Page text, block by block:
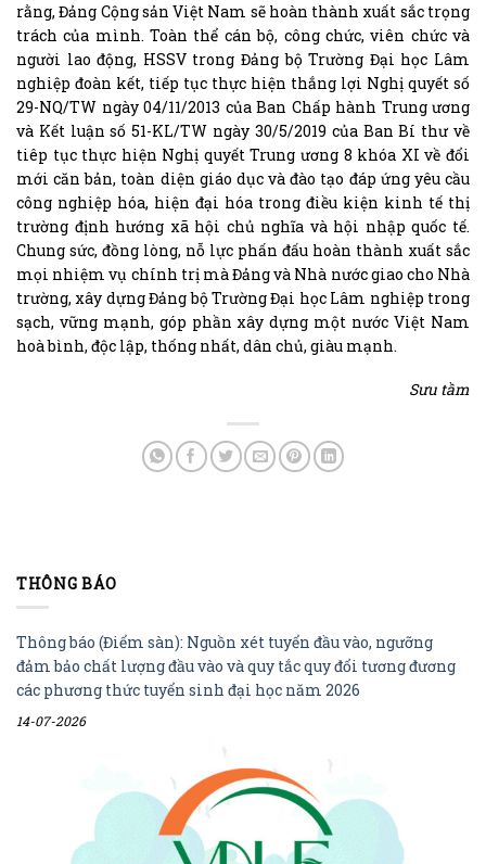
rằng, Đảng Cộng sản Việt Nam sẽ hoàn thành xuất sắc trọng
trách của mình. Toàn thể cán bộ, công chức, viên chức và
người lao động, HSSV trong Đảng bộ Trường Đại học Lâm
nghiệp đoàn kết, tiếp tục thực hiện thắng lợi Nghị quyết số
29-NQ/TW ngày 04/11/2013 của Ban Chấp hành Trung ương
và Kết luận số 51-KL/TW ngày 30/5/2019 của Ban Bí thư về
tiêp tục thực hiện Nghị quyết Trung ương 8 khóa XI về đổi
mới căn bản, toàn diện giáo dục và đào tạo đáp ứng yêu cầu
công nghiệp hóa, hiện đại hóa trong điều kiện kinh tế thị
trường định hướng xã hội chủ nghĩa và hội nhập quốc tế.
Chung sức, đồng lòng, nỗ lực phấn đấu hoàn thành xuất sắc
mọi nhiệm vụ chính trị mà Đảng và Nhà nước giao cho Nhà
trường, xây dựng Đảng bộ Trường Đại học Lâm nghiệp trong
sạch, vững mạnh, góp phần xây dựng một nước Việt Nam
hoà bình, độc lập, thống nhất, dân chủ, giàu mạnh.
Sưu tầm
THÔNG BÁO
Thông báo (Điểm sàn): Nguồn xét tuyển đầu vào, ngưỡng
đảm bảo chất lượng đầu vào và quy tắc quy đổi tương đương
các phương thức tuyển sinh đại học năm 2026
14-07-2026